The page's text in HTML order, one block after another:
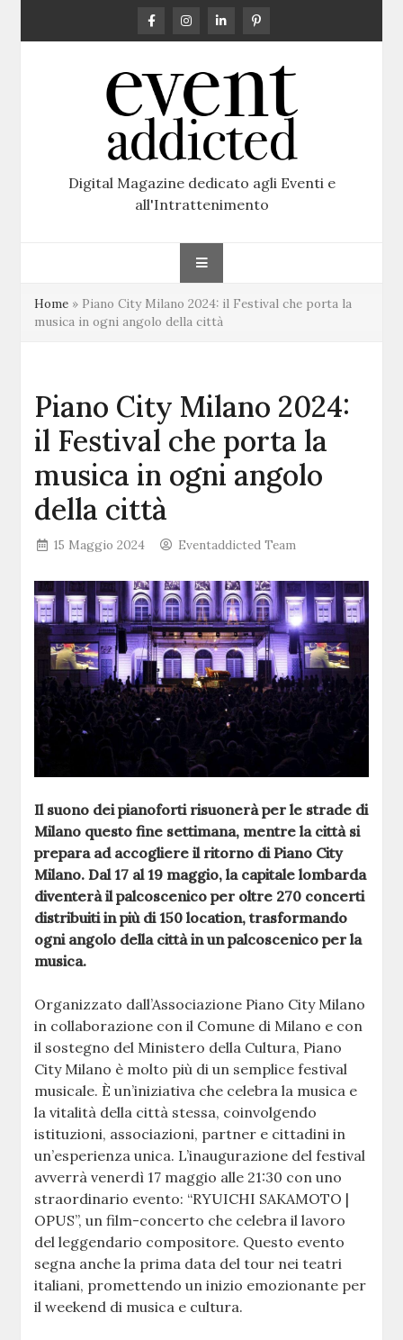
Digital Magazine dedicato agli Eventi e
all'Intrattenimento
Home » Piano City Milano 2024: il Festival che porta la
musica in ogni angolo della città
Piano City Milano 2024:
il Festival che porta la
musica in ogni angolo
della città
15 Maggio 2024 Eventaddicted Team
Il suono dei pianoforti risuonerà per le strade di
Milano questo fine settimana, mentre la città si
prepara ad accogliere il ritorno di Piano City
Milano. Dal 17 al 19 maggio, la capitale lombarda
diventerà il palcoscenico per oltre 270 concerti
distribuiti in più di 150 location, trasformando
ogni angolo della città in un palcoscenico per la
musica.
Organizzato dall’Associazione Piano City Milano
in collaborazione con il Comune di Milano e con
il sostegno del Ministero della Cultura, Piano
City Milano è molto più di un semplice festival
musicale. È un’iniziativa che celebra la musica e
la vitalità della città stessa, coinvolgendo
istituzioni, associazioni, partner e cittadini in
un’esperienza unica. L’inaugurazione del festival
avverrà venerdì 17 maggio alle 21:30 con uno
straordinario evento: “RYUICHI SAKAMOTO |
OPUS”, un film-concerto che celebra il lavoro
del leggendario compositore. Questo evento
segna anche la prima data del tour nei teatri
italiani, promettendo un inizio emozionante per
il weekend di musica e cultura.